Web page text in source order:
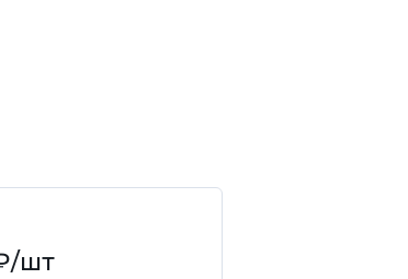
/шт